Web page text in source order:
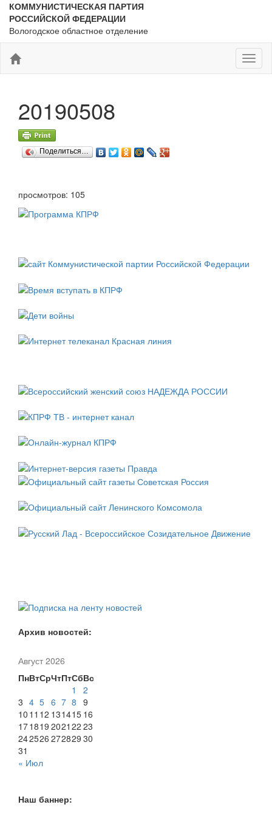
КОММУНИСТИЧЕСКАЯ ПАРТИЯ
РОССИЙСКОЙ ФЕДЕРАЦИИ
Вологодское областное отделение
20190508
Поделиться…
просмотров: 105
Архив новостей:
Август 2026
ПнВтСрЧтПтСбВс
1
2
3 4 5 6 7 8 9
10 11 12 131415 16
171819 2021 22 23
242526 272829 30
31
« Июл
Наш баннер: